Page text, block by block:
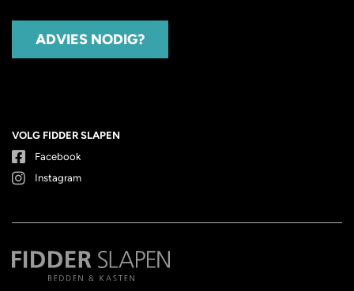
ADVIES NODIG?
VOLG FIDDER SLAPEN
Facebook
Instagram